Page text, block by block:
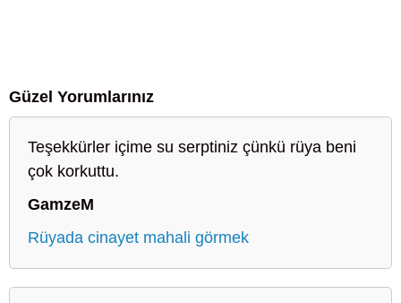
Güzel Yorumlarınız
Teşekkürler içime su serptiniz çünkü rüya beni
çok korkuttu.
GamzeM
Rüyada cinayet mahali görmek